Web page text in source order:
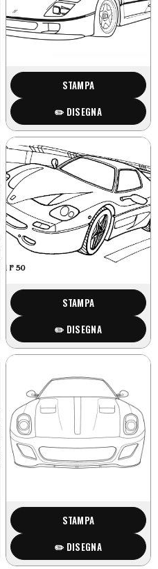
STAMPA
✏️ DISEGNA
STAMPA
✏️ DISEGNA
STAMPA
✏️ DISEGNA